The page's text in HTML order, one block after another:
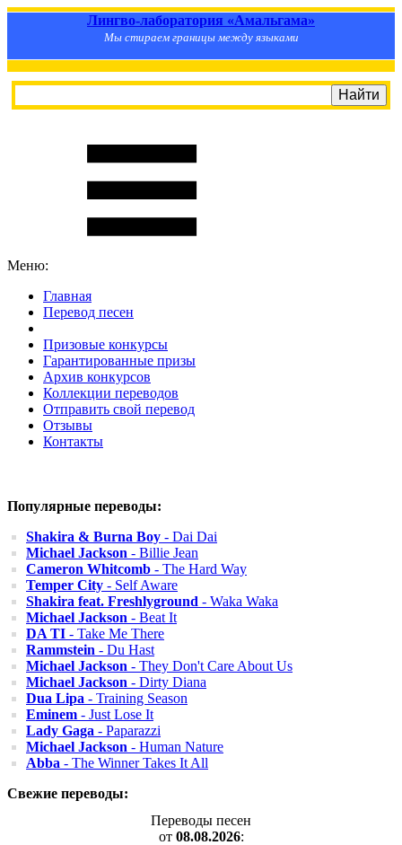
Лингво-лаборатория «Амальгама»
Мы стираем границы между языками
Меню:
Главная
Перевод песен
Призовые конкурсы
Гарантированные призы
Архив конкурсов
Коллекции переводов
Отправить свой перевод
Отзывы
Контакты
Популярные переводы:
Shakira & Burna Boy - Dai Dai
Michael Jackson - Billie Jean
Cameron Whitcomb - The Hard Way
Temper City - Self Aware
Shakira feat. Freshlyground - Waka Waka
Michael Jackson - Beat It
DA TI - Take Me There
Rammstein - Du Hast
Michael Jackson - They Don't Care About Us
Michael Jackson - Dirty Diana
Dua Lipa - Training Season
Eminem - Just Lose It
Lady Gaga - Paparazzi
Michael Jackson - Human Nature
Abba - The Winner Takes It All
Свежие переводы:
Переводы песен
от 08.08.2026: